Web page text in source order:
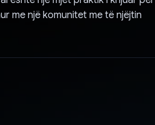
me një komunitet me të njëjtin